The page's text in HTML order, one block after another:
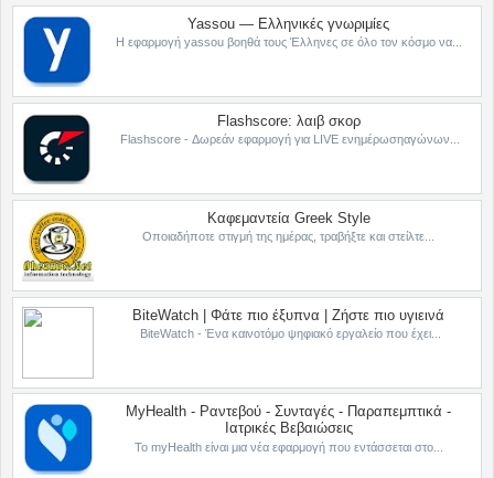
Yassou — Ελληνικές γνωριμίες
Η εφαρμογή yassou βοηθά τους Έλληνες σε όλο τον κόσμο να...
Flashscore: λαιβ σκορ
Flashscore - Δωρεάν εφαρμογή για LIVE ενημέρωσηαγώνων...
Καφεμαντεία Greek Style
Οποιαδήποτε στιγμή της ημέρας, τραβήξτε και στείλτε...
BiteWatch | Φάτε πιο έξυπνα | Ζήστε πιο υγιεινά
BiteWatch - Ένα καινοτόμο ψηφιακό εργαλείο που έχει...
MyHealth - Ραντεβού - Συνταγές - Παραπεμπτικά -
Ιατρικές Βεβαιώσεις
Το myHealth είναι μια νέα εφαρμογή που εντάσσεται στο...